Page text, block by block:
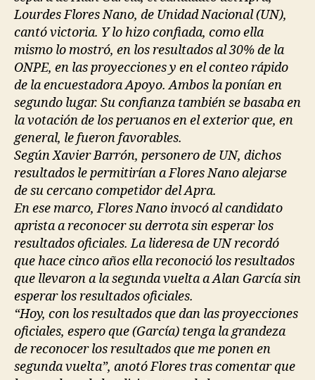
Lourdes Flores Nano, de Unidad Nacional (UN),
cantó victoria. Y lo hizo confiada, como ella
mismo lo mostró, en los resultados al 30% de la
ONPE, en las proyecciones y en el conteo rápido
de la encuestadora Apoyo. Ambos la ponían en
segundo lugar. Su confianza también se basaba en
la votación de los peruanos en el exterior que, en
general, le fueron favorables.
Según Xavier Barrón, personero de UN, dichos
resultados le permitirían a Flores Nano alejarse
de su cercano competidor del Apra.
En ese marco, Flores Nano invocó al candidato
aprista a reconocer su derrota sin esperar los
resultados oficiales. La lideresa de UN recordó
que hace cinco años ella reconoció los resultados
que llevaron a la segunda vuelta a Alan García sin
esperar los resultados oficiales.
“Hoy, con los resultados que dan las proyecciones
oficiales, espero que (García) tenga la grandeza
de reconocer los resultados que me ponen en
segunda vuelta”, anotó Flores tras comentar que